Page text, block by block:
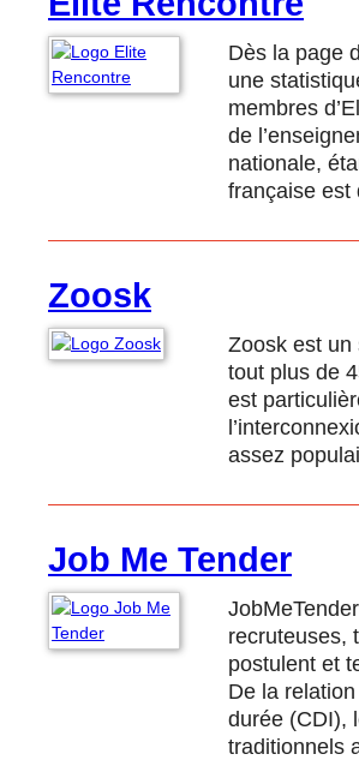
Dès la page
une
membres
de
nationale,
française
Zoosk
Zoosk est un
tout plus de
est
assez
Job Me Tender
recruteuses,
postulent et
De la
durée (CDI),
traditionnels